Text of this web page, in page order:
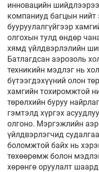
инновацийн
компаниуд багцын
бууруулалгүйгээр
олгохын тулд өндөр
хямд үйлдвэрлэлийн
Батлагдсан аэрозоль
техникийн мэдлэг нь
бүтээгдэхүүний олон
хамгийн тохиромжтой
төрөлхийн буруу
гэмтэлд хүргэх
олгоно. Мэргэжлийн
үйлдвэрлэгчид
боломжтой байх нь
төхөөрөмж болон
хөрөнгө оруулалт